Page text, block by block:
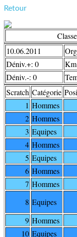
Retour
10.06.2011
Déniv.+: 0
Déniv.-: 0
Scratch Catégorie
1 Hommes
2 Hommes
3 Equipes
4 Hommes
5 Equipes
6 Hommes
7 Hommes
8 Equipes
9 Hommes
10 Equipes